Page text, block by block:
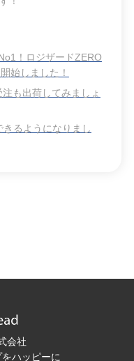
！ロジザードZERO
始しました！
も出荷してみましょ
るようになりまし
会社
ハッピーに